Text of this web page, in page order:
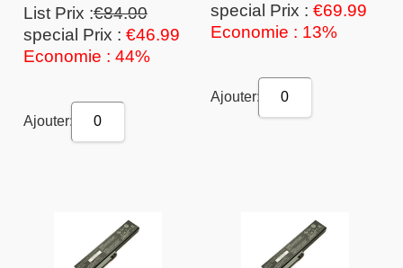
List Prix :€84.00
special Prix : €46.99
Economie : 44%
Ajouter: 0
special Prix : €69.99
Economie : 13%
Ajouter: 0